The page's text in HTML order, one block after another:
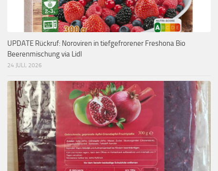
UPDATE Rückruf: Noroviren in tiefgefrorener Freshona Bio
Beerenmischung via Lidl
24 JULI, 2026